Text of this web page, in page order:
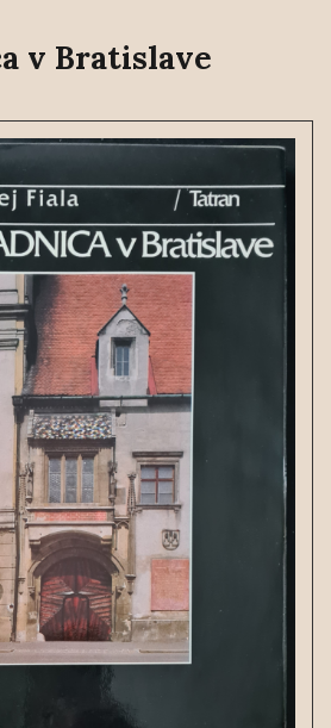
v Bratislave